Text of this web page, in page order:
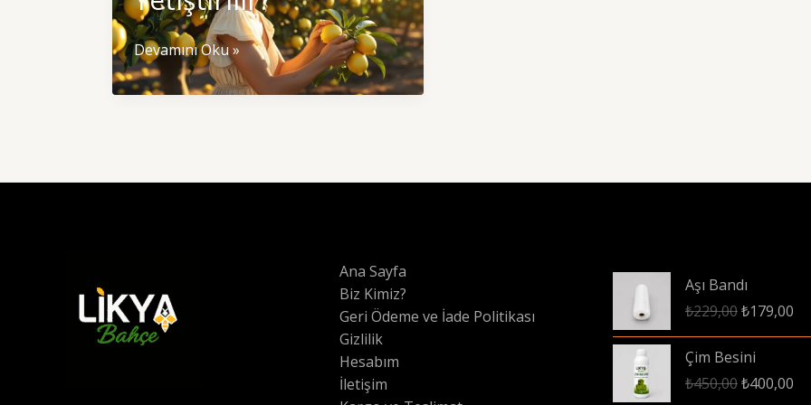
Yaz
Meyveleri
Nasıl
Devamını Oku »
Ana Sayfa
Biz Kimiz?
Geri Ödeme ve İade Politikası
Gizlilik
Hesabım
İletişim
Aşı Bandı
₺229,00Orijinal
fiyat:
₺229,00.
₺179,00
Çim Besini
₺450,00Orijinal
₺400,00